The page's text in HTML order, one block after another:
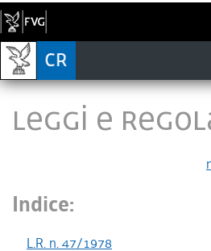
LEGGI E
Indice:
L.R. n. 47/1978